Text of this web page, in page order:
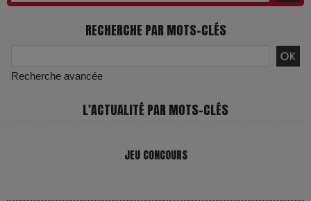
RECHERCHE PAR MOTS-CLÉS
Recherche avancée
L'ACTUALITÉ PAR MOTS-CLÉS
JEU CONCOURS